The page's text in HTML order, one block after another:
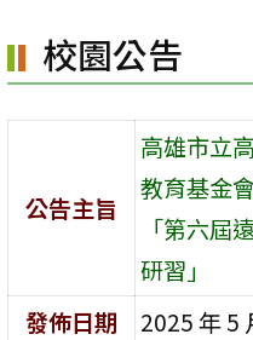
區
校園公告
公告主旨
高雄市立
教育基金
「第六屆
研習」
發佈日期
2025 年 5